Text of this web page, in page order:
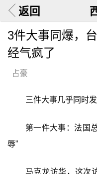
返回
3件大事同爆，
经气疯了
占豪
三件大事几乎同时
第一件大事：法国
辱”
马克龙访华，这次